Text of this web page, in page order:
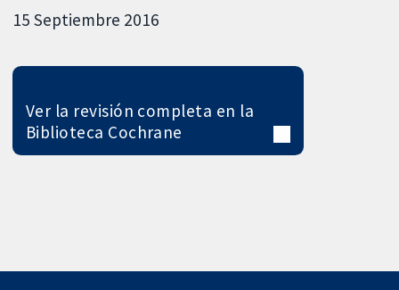
15 Septiembre 2016
Ver la revisión completa en la
Biblioteca Cochrane